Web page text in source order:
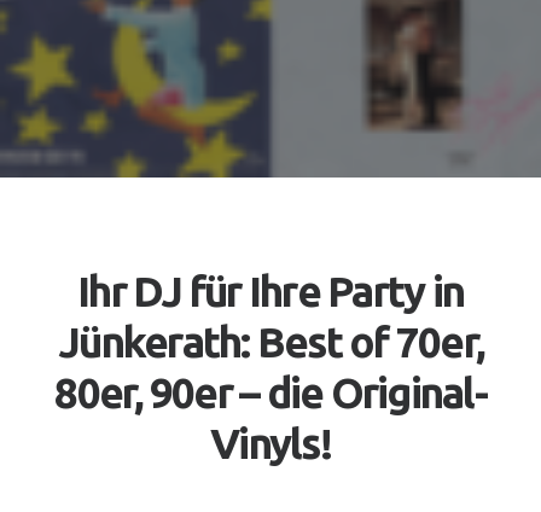
Ihr DJ für Ihre Party in
Jünkerath: Best of 70er,
80er, 90er – die Original-
Vinyls!